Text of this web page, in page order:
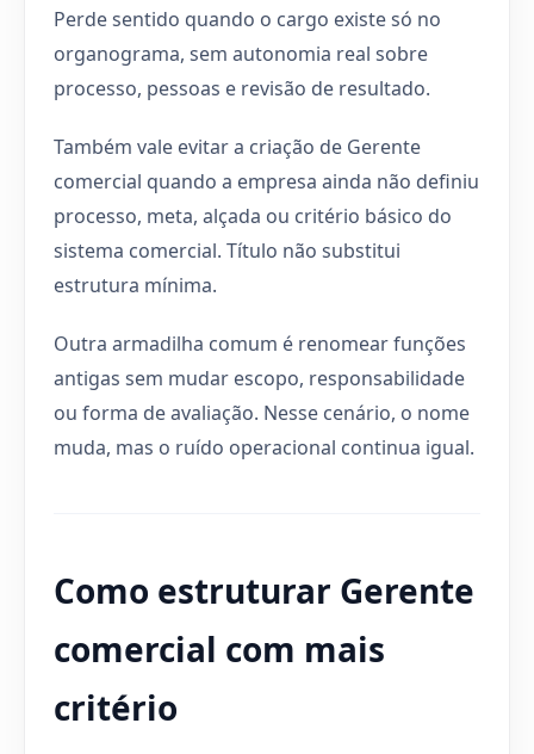
Perde sentido quando o cargo existe só no
organograma, sem autonomia real sobre
processo, pessoas e revisão de resultado.
Também vale evitar a criação de Gerente
comercial quando a empresa ainda não definiu
processo, meta, alçada ou critério básico do
sistema comercial. Título não substitui
estrutura mínima.
Outra armadilha comum é renomear funções
antigas sem mudar escopo, responsabilidade
ou forma de avaliação. Nesse cenário, o nome
muda, mas o ruído operacional continua igual.
Como estruturar Gerente
comercial com mais
critério